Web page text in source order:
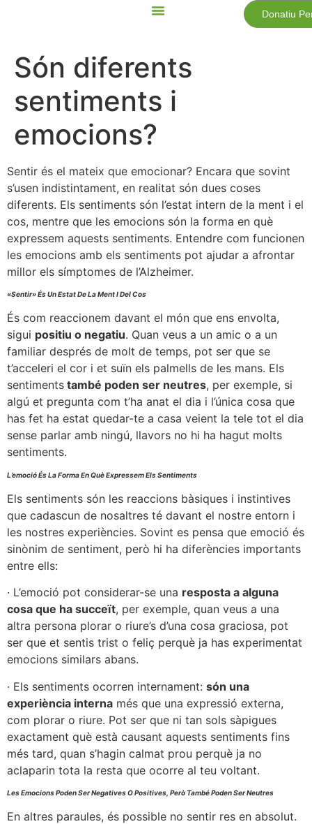
Donatiu
Són diferents
sentiments i
emocions?
Sentir és el mateix que emocionar? Encara que sovint
s’usen indistintament, en realitat són dues coses
diferents. Els sentiments són l’estat intern de la ment i el
cos, mentre que les emocions són la forma en què
expressem aquests sentiments. Entendre com funcionen
les emocions amb els sentiments pot ajudar a afrontar
millor els símptomes de l’Alzheimer.
«Sentir» És Un Estat De La Ment I Del Cos
És com reaccionem davant el món que ens envolta,
sigui positiu o negatiu. Quan veus a un amic o a un
familiar després de molt de temps, pot ser que se
t’acceleri el cor i et suïn els palmells de les mans. Els
sentiments també poden ser neutres, per exemple, si
algú et pregunta com t’ha anat el dia i l’única cosa que
has fet ha estat quedar-te a casa veient la tele tot el dia
sense parlar amb ningú, llavors no hi ha hagut molts
sentiments.
L’emoció És La Forma En Què Expressem Els Sentiments
Els sentiments són les reaccions bàsiques i instintives
que cadascun de nosaltres té davant el nostre entorn i
les nostres experiències. Sovint es pensa que emoció és
sinònim de sentiment, però hi ha diferències importants
entre ells:
· L’emoció pot considerar-se una resposta a alguna
cosa que ha succeït, per exemple, quan veus a una
altra persona plorar o riure’s d’una cosa graciosa, pot
ser que et sentis trist o feliç perquè ja has experimentat
emocions similars abans.
· Els sentiments ocorren internament: són una
experiència interna més que una expressió externa,
com plorar o riure. Pot ser que ni tan sols sàpigues
exactament què està causant aquests sentiments fins
més tard, quan s’hagin calmat prou perquè ja no
aclaparin tota la resta que ocorre al teu voltant.
Les Emocions Poden Ser Negatives O Positives, Però També Poden Ser Neutres
En altres paraules, és possible no sentir res en absolut.